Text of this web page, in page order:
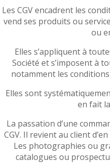
Les CGV encadrent les
vend ses produits ou
ou
Elles s’appliquent à
Société et s’imposent à
notamment les
Elles sont
en fait
La passation d’une
CGV. Il revient au client
Les photographies ou
catalogues ou